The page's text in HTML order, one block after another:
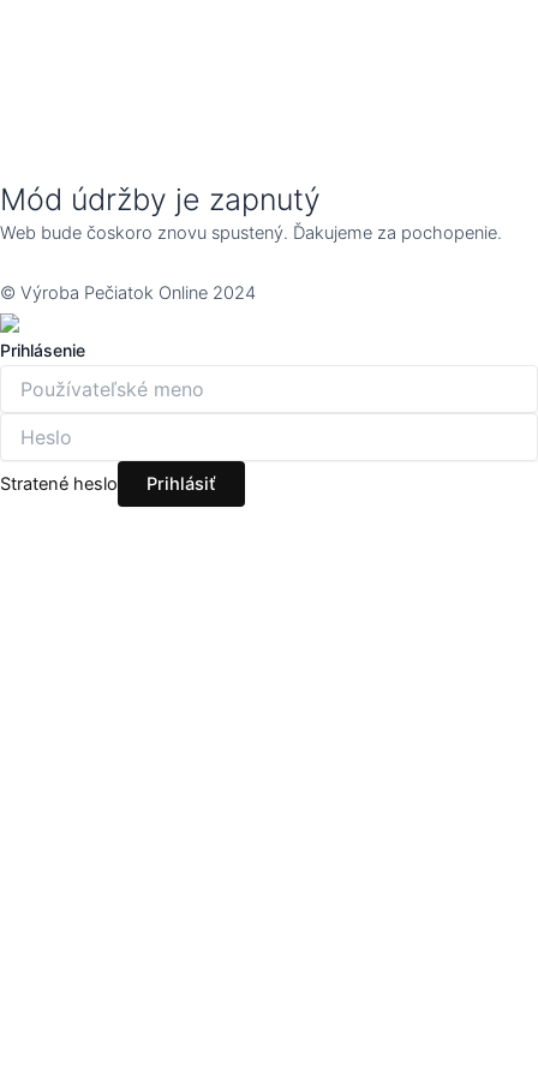
Mód údržby je zapnutý
Web bude čoskoro znovu spustený. Ďakujeme za pochopenie.
© Výroba Pečiatok Online 2024
Prihlásenie
Stratené heslo